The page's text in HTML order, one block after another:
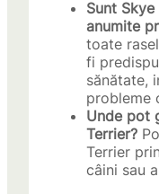
Sunt
anumite
toate
fi
sănătate,
probleme
Unde pot
Terrier?
Terrier
câini sau